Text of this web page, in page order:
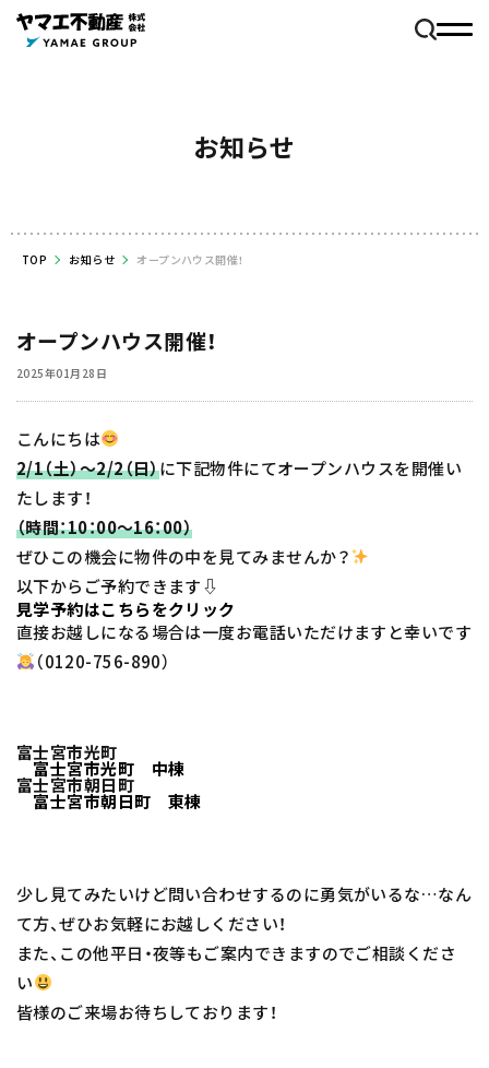
お知らせ
TOP お知らせ オープンハウス開催！
オープンハウス開催！
2025年01月28日
こんにちは
2/1（土）～2/2（日）に下記物件にてオープンハウスを開催い
たします！
（時間：10：00～16：00）
ぜひこの機会に物件の中を見てみませんか？
以下からご予約できます⇩
見学予約はこちらをクリック
直接お越しになる場合は一度お電話いただけますと幸いです
（0120-756-890）
富士宮市光町
富士宮市光町 中棟
富士宮市朝日町
富士宮市朝日町 東棟
少し見てみたいけど問い合わせするのに勇気がいるな…なん
て方、ぜひお気軽にお越しください！
また、この他平日・夜等もご案内できますのでご相談くださ
い
皆様のご来場お待ちしております！